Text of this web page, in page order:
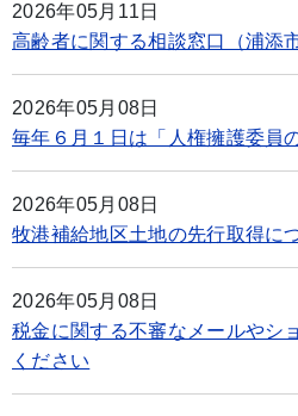
2026年05月11日
高齢者に関する相談窓口（浦添
2026年05月08日
毎年６月１日は「人権擁護委員
2026年05月08日
牧港補給地区土地の先行取得に
2026年05月08日
税金に関する不審なメールやシ
ください